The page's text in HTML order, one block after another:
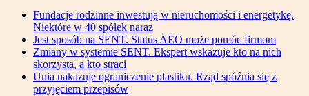
Fundacje rodzinne inwestują w nieruchomości i energetykę.
Niektóre w 40 spółek naraz
Jest sposób na SENT. Status AEO może pomóc firmom
Zmiany w systemie SENT. Ekspert wskazuje kto na nich
skorzysta, a kto straci
Unia nakazuje ograniczenie plastiku. Rząd spóźnia się z
przyjęciem przepisów